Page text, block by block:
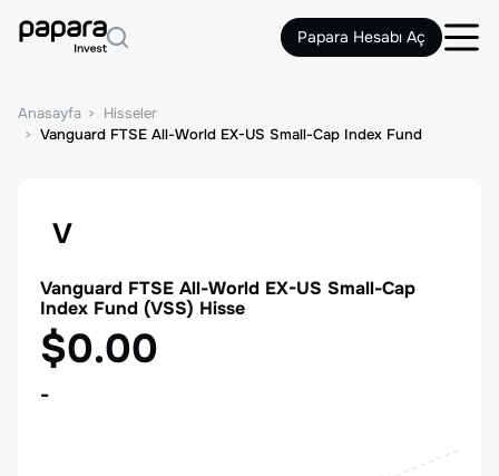
Papara Hesabı Aç
Anasayfa
Hisseler
Vanguard FTSE All-World EX-US Small-Cap Index Fund
V
Vanguard FTSE All-World EX-US Small-Cap
Index Fund (VSS) Hisse
$0.00
-